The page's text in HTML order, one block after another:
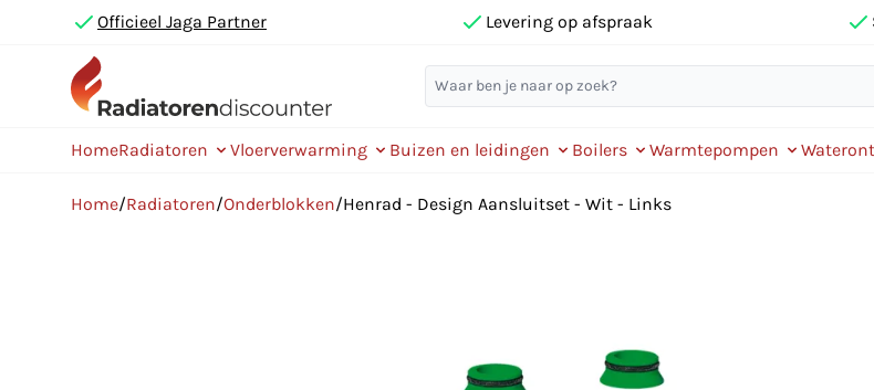
Officieel Jaga Partner Levering op afspraak
HomeRadiatoren Vloerverwarming Buizen en leidingen Boilers Warmtepompen
Home/Radiatoren/Onderblokken/Henrad - Design Aansluitset - Wit - Links